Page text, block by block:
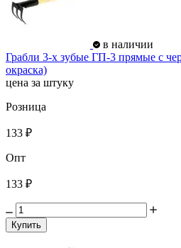
в наличии
Грабли 3-х зубые ГП-3 прямые с
окраска)
цена за штуку
Розница
133 ₽
Опт
133 ₽
Купить